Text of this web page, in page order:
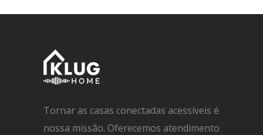
Tornar as casas conectadas acessíveis é
nossa missão. Oferecemos atendimento